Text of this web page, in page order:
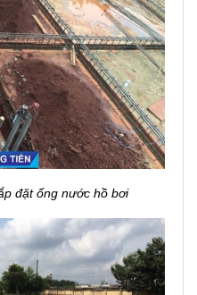
đặt ống nước hồ bơi